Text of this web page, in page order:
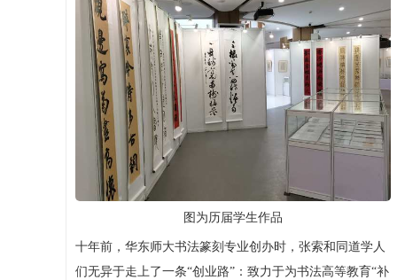
图为历届学生作品
十年前，华东师大书法篆刻专业创办时，张索和同道学人
们无异于走上了一条“创业路”：致力于为书法高等教育“补